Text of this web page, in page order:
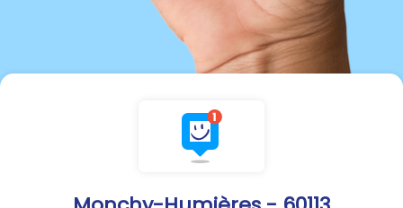
déchetteries de :
▪ la Communauté de
Communes du Plateau Picard
(Saint-Just-en-Chaussée,
Neuville-Roy).
▪ l’Agglomération du
Beauvaisis (Beauvais, Auneuil,
Grand, Bailleul-sur-Therain)